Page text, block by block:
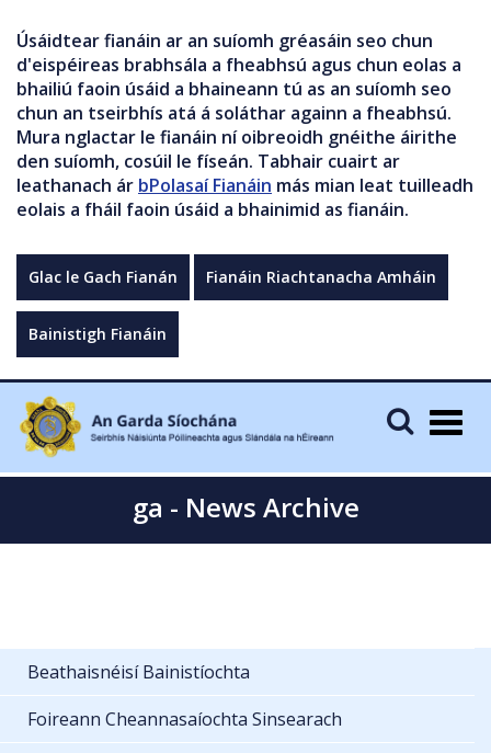
Úsáidtear fianáin ar an suíomh gréasáin seo chun
d'eispéireas brabhsála a fheabhsú agus chun eolas a
bhailiú faoin úsáid a bhaineann tú as an suíomh seo
chun an tseirbhís atá á soláthar againn a fheabhsú.
Mura nglactar le fianáin ní oibreoidh gnéithe áirithe
den suíomh, cosúil le físeán. Tabhair cuairt ar
leathanach ár bPolasaí Fianáin más mian leat tuilleadh
eolais a fháil faoin úsáid a bhainimid as fianáin.
Glac le Gach Fianán Fianáin Riachtanacha Amháin
Bainistigh Fianáin
ga - News Archive
Beathaisnéisí Bainistíochta
Foireann Cheannasaíochta Sinsearach